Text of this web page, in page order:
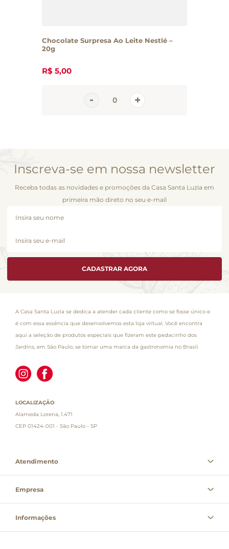
Chocolate Surpresa Ao Leite Nestlé –
20g
R$ 5,00
Inscreva-se em nossa newsletter
Receba todas as novidades e promoções da Casa Santa Luzia em
primeira mão direto no seu e-mail
CADASTRAR AGORA
A Casa Santa Luzia se dedica a atender cada cliente como se fosse único e
é com essa essência que desenvolvemos esta loja virtual. Você encontra
aqui a seleção de produtos especiais que fizeram este pedacinho dos
Jardins, em São Paulo, se tornar uma marca da gastronomia no Brasil.
LOCALIZAÇÃO
Alameda Lorena, 1.471
CEP 01424-001 - São Paulo - SP
Atendimento
Empresa
Informações